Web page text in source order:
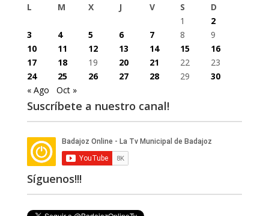
L
M X J V S
D
1
2
3
4 5 6 7 8
9
10
11 12 13 14 15
16
17
18 19 20 21 22
23
24
25 26 27 28 29
30
« Ago
Oct »
Suscríbete a nuestro canal!
Síguenos!!!